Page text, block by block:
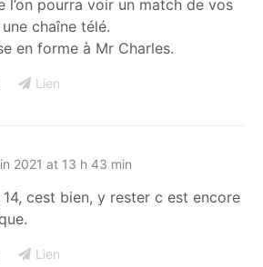
l’on pourra voir un match de vos
chaîne télé.
en forme à Mr Charles.
Lien
2021 at 13 h 43 min
cest bien, y rester c est encore
Lien